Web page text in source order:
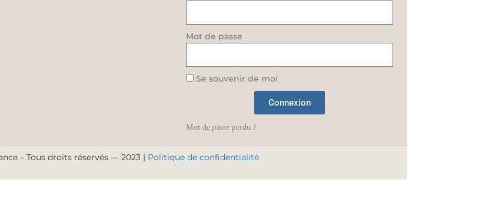
Mot de passe
Se souvenir de moi
Connexion
Mot de passe perdu ?
– Tous droits réservés — 2023 | Politique de confidentialité